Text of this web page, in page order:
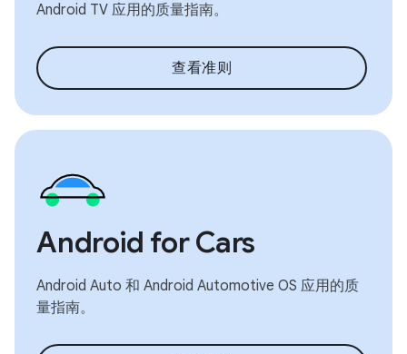
Android TV 应用的质量指南。
查看准则
Android for Cars
Android Auto 和 Android Automotive OS 应用的质
量指南。